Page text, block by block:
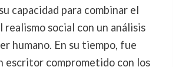
capacidad para combinar el
realismo social con un análisis
humano. En su tiempo, fue
escritor comprometido con los